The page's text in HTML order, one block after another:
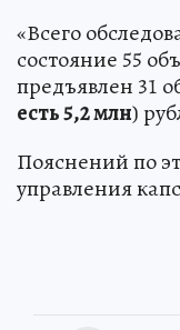
«Всего
состояние 55
предъявлен 31
есть 5,2 млн)
Пояснений по
управления